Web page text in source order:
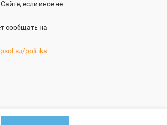
если иное не
сообщать на
politika-